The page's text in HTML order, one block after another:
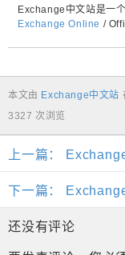
Exchange中文站是一
Exchange Online /
本文由 Exchange中文站
3327 次浏览
上一篇：
下一篇：
还没有评论